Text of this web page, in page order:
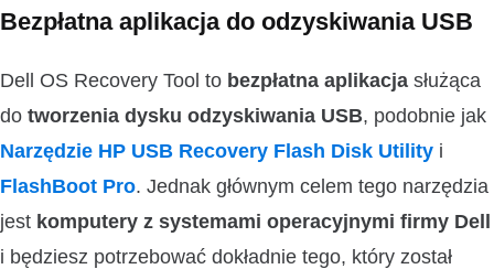
Bezpłatna aplikacja do odzyskiwania USB
Dell OS Recovery Tool to bezpłatna aplikacja służąca
do tworzenia dysku odzyskiwania USB, podobnie jak
Narzędzie HP USB Recovery Flash Disk Utility i
FlashBoot Pro. Jednak głównym celem tego narzędzia
jest komputery z systemami operacyjnymi firmy Dell
i będziesz potrzebować dokładnie tego, który został